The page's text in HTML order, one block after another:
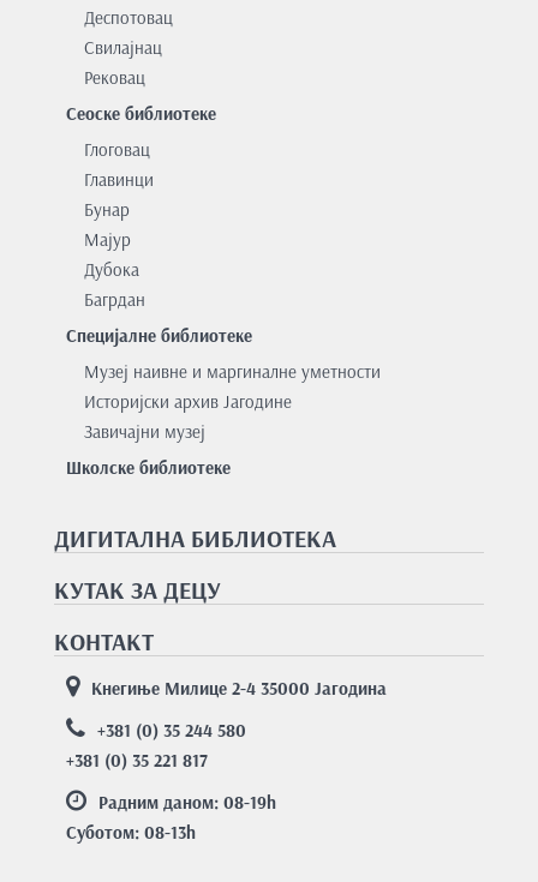
Деспотовац
Свилајнац
Рековац
Сеоске библиотеке
Глоговац
Главинци
Бунар
Мајур
Дубока
Багрдан
Специјалне библиотеке
Музеј наивне и маргиналне уметности
Историјски архив Јагодине
Завичајни музеј
Школске библиотеке
ДИГИТАЛНА БИБЛИОТЕКА
КУТАК ЗА ДЕЦУ
КОНТАКТ
Кнегиње Милице 2-4 35000 Јагодина
+381 (0) 35 244 580
+381 (0) 35 221 817
Радним даном: 08-19h
Суботом: 08-13h